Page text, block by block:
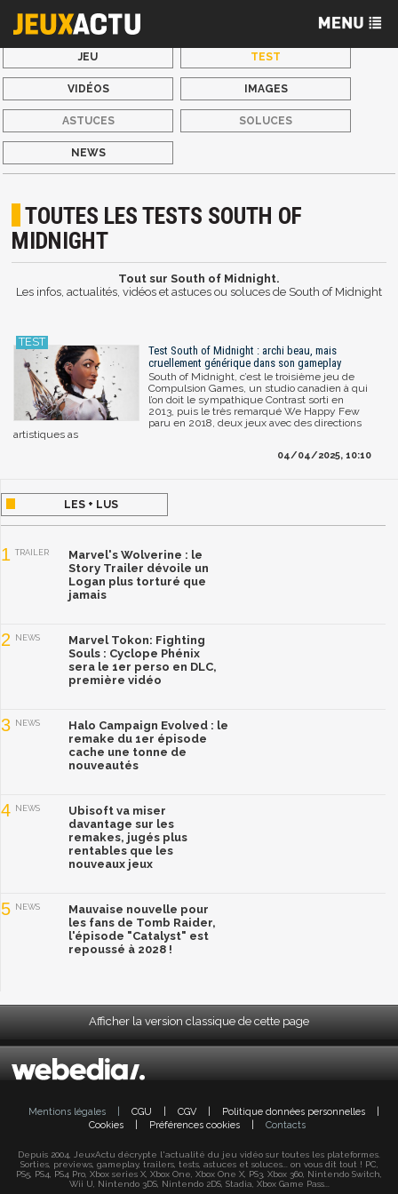
JEU TEST
VIDÉOS IMAGES
ASTUCES SOLUCES
NEWS
TOUTES LES TESTS SOUTH OF
MIDNIGHT
Tout sur South of Midnight.
Les infos, actualités, vidéos et astuces ou soluces de South of Midnight
Test South of Midnight : archi beau, mais
cruellement générique dans son gameplay
South of Midnight, c’est le troisième jeu de
Compulsion Games, un studio canadien à qui
l’on doit le sympathique Contrast sorti en
2013, puis le très remarqué We Happy Few
paru en 2018, deux jeux avec des directions
artistiques as
04/04/2025, 10:10
LES + LUS
1 TRAILER
Marvel's Wolverine : le
Story Trailer dévoile un
Logan plus torturé que
jamais
2 NEWS
Marvel Tokon: Fighting
Souls : Cyclope Phénix
sera le 1er perso en DLC,
première vidéo
3 NEWS
Halo Campaign Evolved : le
remake du 1er épisode
cache une tonne de
nouveautés
4 NEWS
Ubisoft va miser
davantage sur les
remakes, jugés plus
rentables que les
nouveaux jeux
5 NEWS
Mauvaise nouvelle pour
les fans de Tomb Raider,
l'épisode "Catalyst" est
repoussé à 2028 !
Afficher la version classique de cette page
Mentions légales CGU CGV Politique données personnelles
Cookies
Préférences cookies Contacts
Depuis 2004, JeuxActu décrypte l'actualité du jeu vidéo sur toutes les plateformes.
Sorties, previews, gameplay, trailers, tests, astuces et soluces... on vous dit tout ! PC,
PS5, PS4, PS4 Pro, Xbox series X, Xbox One, Xbox One X, PS3, Xbox 360, Nintendo Switch,
Wii U, Nintendo 3DS, Nintendo 2DS, Stadia, Xbox Game Pass...